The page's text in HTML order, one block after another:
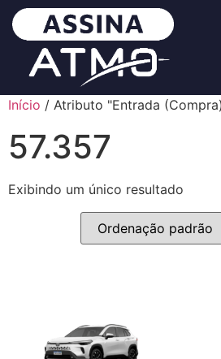
Início / Atributo "Entrada
57.357
Exibindo um único resultado